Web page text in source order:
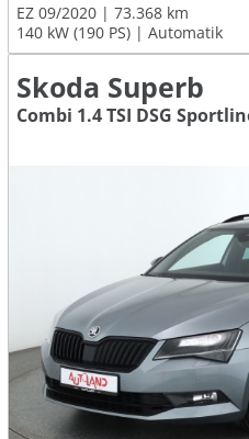
EZ 09/2020
73.368 km
140 kW (190 PS)
Automatik
Skoda Superb
Combi 1.4 TSI DSG